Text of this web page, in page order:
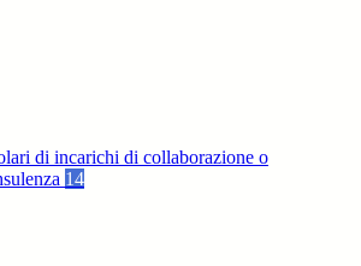
di incarichi di collaborazione o
14